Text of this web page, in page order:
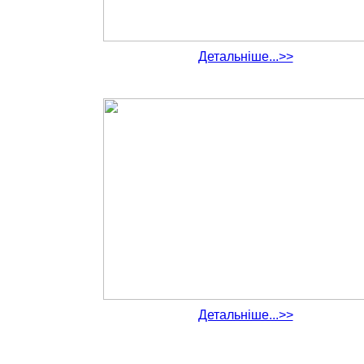
Детальніше...>>
Детальніше...>>